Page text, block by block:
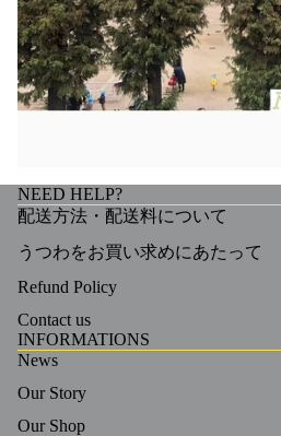
NEED HELP?
配送方法・配送料について
うつわをお買い求めにあたって
Refund Policy
Contact us
INFORMATIONS
News
Our Story
Our Shop